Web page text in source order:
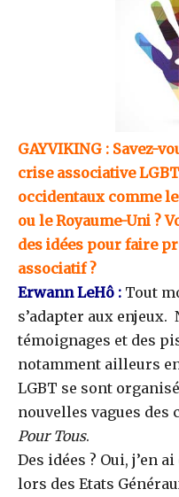
GAYVIKING : Savez-
crise associative
occidentaux comme
ou le Royaume-Uni ?
des idées pour faire
associatif ?
Erwann LeHô : Tout
s’adapter aux enjeux.
témoignages et des
notamment ailleurs
LGBT se sont
nouvelles vagues des
Pour Tous.
Des idées ? Oui, j’en
lors des Etats